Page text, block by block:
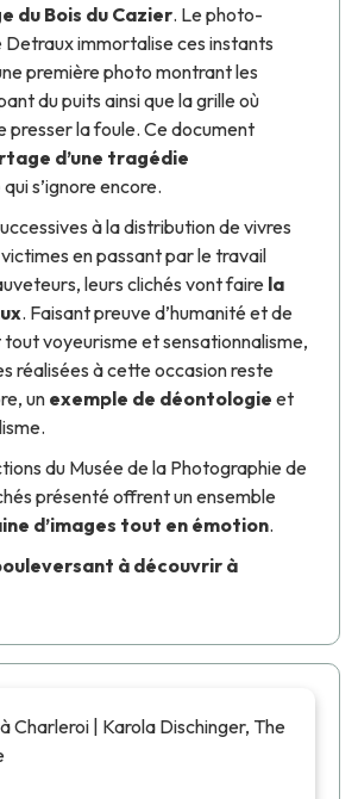
du Bois du Cazier. Le photo-
Detrauximmortalise ces instants
première photo montrant les
du puits ainsi que la grille où
presser la foule. Ce document
d’une tragédie
qui s’ignore encore.
à la distribution de vivres
en passant par le travail
leurs clichés vont faire la
. Faisant preuve d’humanité et de
voyeurisme et sensationnalisme,
réalisées à cette occasion reste
un exemple de déontologie et
du Musée de la Photographiede
présenté offrent un ensemble
d’images tout en émotion.
à découvrir à